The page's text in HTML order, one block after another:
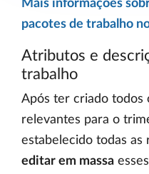
Mais informações
pacotes de trabalho
Atributos e
trabalho
Após ter criado todos
relevantes para o
estabelecido todas as
editar em massa